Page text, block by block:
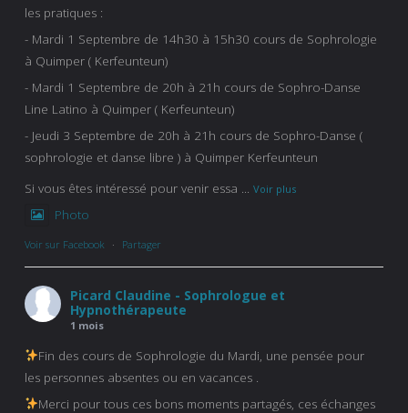
les pratiques :
- Mardi 1 Septembre de 14h30 à 15h30 cours de Sophrologie
à Quimper ( Kerfeunteun)
- Mardi 1 Septembre de 20h à 21h cours de Sophro-Danse
Line Latino à Quimper ( Kerfeunteun)
- Jeudi 3 Septembre de 20h à 21h cours de Sophro-Danse (
sophrologie et danse libre ) à Quimper Kerfeunteun
Si vous êtes intéressé pour venir essa
Voir plus
Photo
Voir sur Facebook · Partager
Picard Claudine - Sophrologue et
Hypnothérapeute
1 mois
Fin des cours de Sophrologie du Mardi, une pensée pour
les personnes absentes ou en vacances .
Merci pour tous ces bons moments partagés, ces échanges